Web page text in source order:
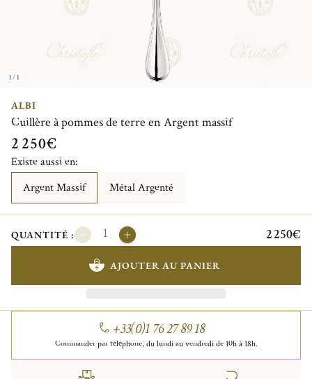
1/1
ALBI
Cuillère à pommes de terre en Argent massif
2 250€
Existe aussi en:
Argent Massif
Métal Argenté
QUANTITÉ : 2 250€
AJOUTER AU PANIER
+33(0)1 76 27 89 18
Commander par téléphone, du lundi au vendredi de 10h à 18h.